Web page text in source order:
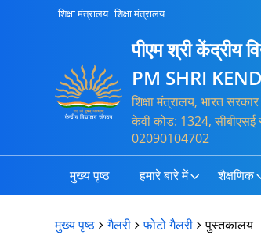
शिक्षा मंत्रालय शिक्षा मंत्रालय
पीएम श्री केंद्रीय
PM SHRI
शिक्षा मंत्रालय, भारत
केवी कोड: 1324,
02090104702
मुख्य पृष्ठ हमारे बारे में शैक्षणिक
मुख्य पृष्ठ गैलरी फोटो गैलरी पुस्तकालय